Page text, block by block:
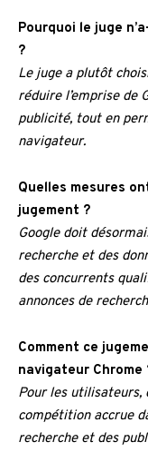
Pourquoi le juge
?
Le juge a plutôt
réduire l’emprise de
publicité, tout en
navigateur.
Quelles mesures
jugement ?
Google doit
recherche et des
des concurrents
annonces de
Comment ce
navigateur Chrome
Pour les
compétition accrue
recherche et des